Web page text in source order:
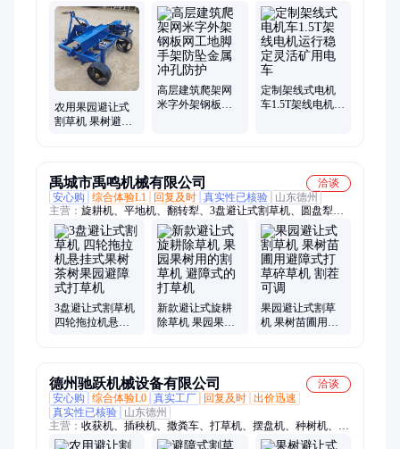
农用果园避让式
割草机 果树避障
高层建筑爬架网
米字外架钢板网
定制架线式电机
车1.5T架线电机运
禹城市禹鸣机械有限公司
洽谈
安心购
综合体验L1 回复及时 真实性已核验
山东德州
主营： 旋耕机、平地机、翻转犁、3盘避让式割草机、圆盘犁、
割草机、收获机、播种机
3盘避让式割草机
四轮拖拉机悬挂
新款避让式旋耕
除草机 果园果树
果园避让式割草
机 果树苗圃用避
德州驰跃机械设备有限公司
洽谈
安心购
综合体验L0 真实工厂 回复及时 出价迅速
真实性已核验
山东德州
主营： 收获机、插秧机、撒粪车、打草机、摆盘机、种树机、翻
转犁、夯实机、开沟机、打夯机、挖坑机、捡石机、收捡机、栽